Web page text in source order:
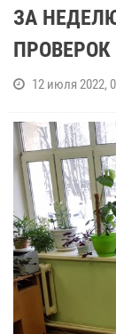
ЗА
12 июля 2022,